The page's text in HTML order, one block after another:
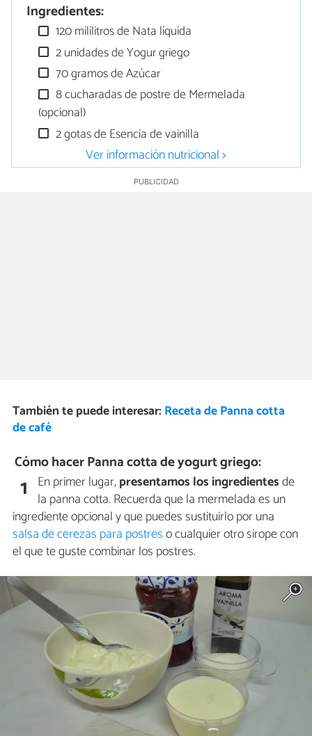
Ingredientes:
120 mililitros de Nata líquida
2 unidades de Yogur griego
70 gramos de Azúcar
8 cucharadas de postre de Mermelada
(opcional)
2 gotas de Esencia de vainilla
Ver información nutricional >
También te puede interesar: Receta de Panna cotta
de café
Cómo hacer Panna cotta de yogurt griego:
1 En primer lugar,presentamos los ingredientesde
la panna cotta. Recuerda que la mermelada es un
ingrediente opcional y que puedes sustituirlo por una
salsa de cerezas para postreso cualquier otro sirope con
el que te guste combinar los postres.